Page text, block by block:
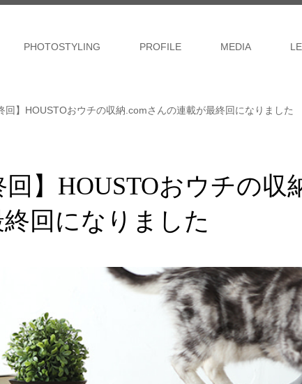
PHOTOSTYLING PROFILE MEDIA
回】HOUSTOおウチの収納.comさんの連載が最終回になりました
回】HOUSTOおウチの収
回になりました